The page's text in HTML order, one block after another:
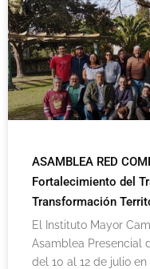
ASAMBLEA RED
Fortalecimiento del
Transformación
El Instituto Mayor
Asamblea Presencial
del 10 al 12 de julio